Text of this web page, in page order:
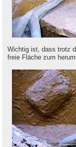
Wichtig ist, dass trotz
freie Fläche zum